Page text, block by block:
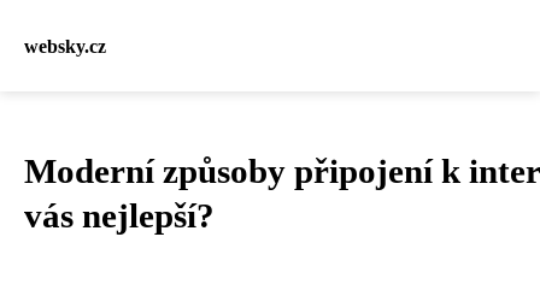
websky.cz
Moderní způsoby připojení k
vás nejlepší?